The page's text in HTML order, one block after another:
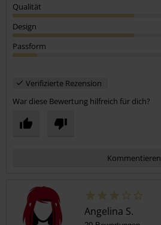
Qualität
Design
Passform
Verifizierte Rezension
War diese Bewertung hilfreich für dich?
Kommentieren
Angelina S.